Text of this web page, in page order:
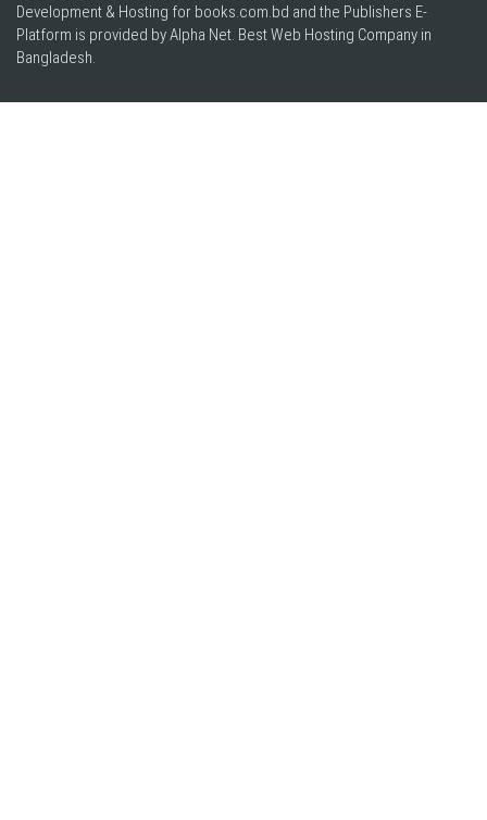
Development & Hosting for books.com.bd and the Publishers E-
Platform is provided by Alpha Net. BestWeb Hosting Company in
Bangladesh.